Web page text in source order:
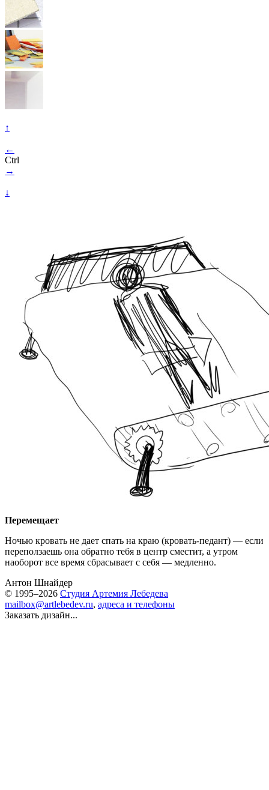
↑
←
Ctrl
→
↓
Перемещает
Ночью кровать не дает спать на краю (кровать-педант) — если
переползаешь она обратно тебя в центр сместит, а утром
наоборот все время сбрасывает с себя — медленно.
Антон Шнайдер
© 1995–2026 Студия Артемия Лебедева
mailbox@artlebedev.ru, адреса и телефоны
Заказать дизайн...